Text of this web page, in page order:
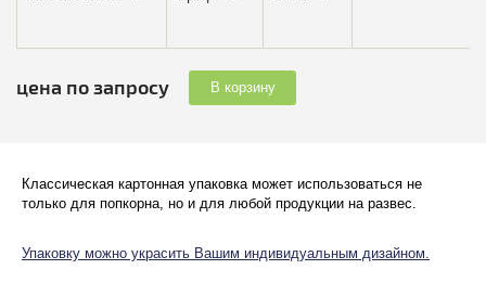
цена по запросу В корзину
Классическая картонная упаковка может использоваться не
только для попкорна, но и для любой продукции на развес.
Упаковку можно украсить Вашим индивидуальным дизайном.